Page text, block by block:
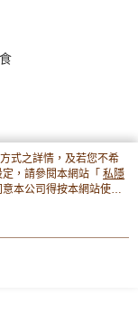
物袋)
式之詳情，及若您不希
，請參閱本網站「 私隱
本公司得按本網站使用